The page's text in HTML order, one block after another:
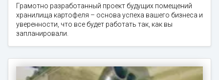
Грамотно разработанный проект будущих помещений
хранилища картофеля – основа успеха вашего бизнеса и
уверенности, что все будет работать так, как вы
запланировали.